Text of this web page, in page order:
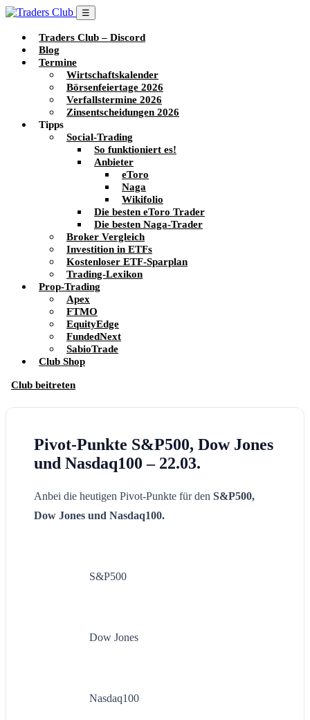
☰
Traders Club – Discord
Blog
Termine
Wirtschaftskalender
Börsenfeiertage 2026
Verfallstermine 2026
Zinsentscheidungen 2026
Tipps
Social-Trading
So funktioniert es!
Anbieter
eToro
Naga
Wikifolio
Die besten eToro Trader
Die besten Naga-Trader
Broker Vergleich
Investition in ETFs
Kostenloser ETF-Sparplan
Trading-Lexikon
Prop-Trading
Apex
FTMO
EquityEdge
FundedNext
SabioTrade
Club Shop
Club beitreten
Pivot-Punkte S&P500, Dow Jones
und Nasdaq100 – 22.03.
Anbei die heutigen Pivot-Punkte für den S&P500,
Dow Jones und Nasdaq100.
S&P500
Dow Jones
Nasdaq100